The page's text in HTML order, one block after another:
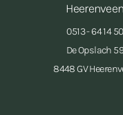
Heerenveen
0513 - 64 14 50
De Opslach
8448 GV